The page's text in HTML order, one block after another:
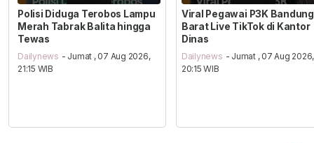
Polisi Diduga Terobos Lampu
Merah Tabrak Balita hingga
Tewas
Dailynews - Jumat , 07 Aug 2026,
21:15 WIB
Viral Pegawai P3K Bandung
Barat Live TikTok di Kantor
Dinas
Dailynews - Jumat , 07 Aug 2026,
20:15 WIB